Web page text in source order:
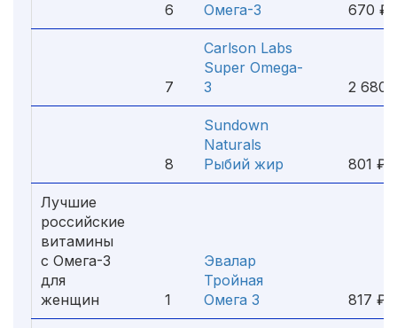
6
Омега-3
670 ₽
7
Carlson Labs
Super Omega-
3
2 680
8
Sundown
Naturals
Рыбий жир
801 ₽
Лучшие
российские
витамины
с Омега-3
для
женщин
1
Эвалар
Тройная
Омега 3
817 ₽